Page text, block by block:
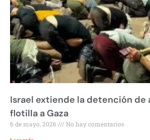
Israel extiende la detención de
flotilla a Gaza
6 de mayo, 2026 No hay comentarios